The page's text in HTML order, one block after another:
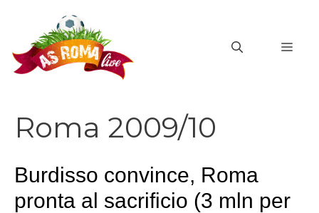
contenuto
Roma 2009/10
Burdisso convince, Roma
pronta al sacrificio (3 mln per